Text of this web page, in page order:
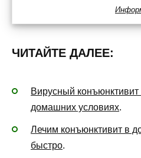
ЧИТАЙТЕ ДАЛЕЕ:
Вирусный
домашних условиях.
Лечим конъюнктивит в
быстро.